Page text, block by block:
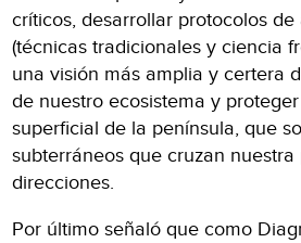
críticos, desarrollar protocolos
(técnicas tradicionales y ciencia
una visión más amplia y certera
de nuestro ecosistema y
superficial de la península, que
subterráneos que cruzan
direcciones.
Por último señaló que como